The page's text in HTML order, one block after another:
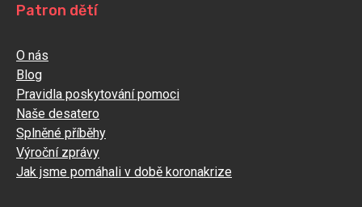
Patron dětí
O nás
Blog
Pravidla poskytování pomoci
Naše desatero
Splněné příběhy
Výroční zprávy
Jak jsme pomáhali v době koronakrize